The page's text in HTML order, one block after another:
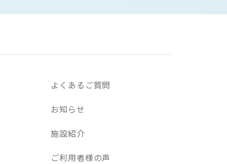
よくあるご質問
お知らせ
施設紹介
ご利用者様の声